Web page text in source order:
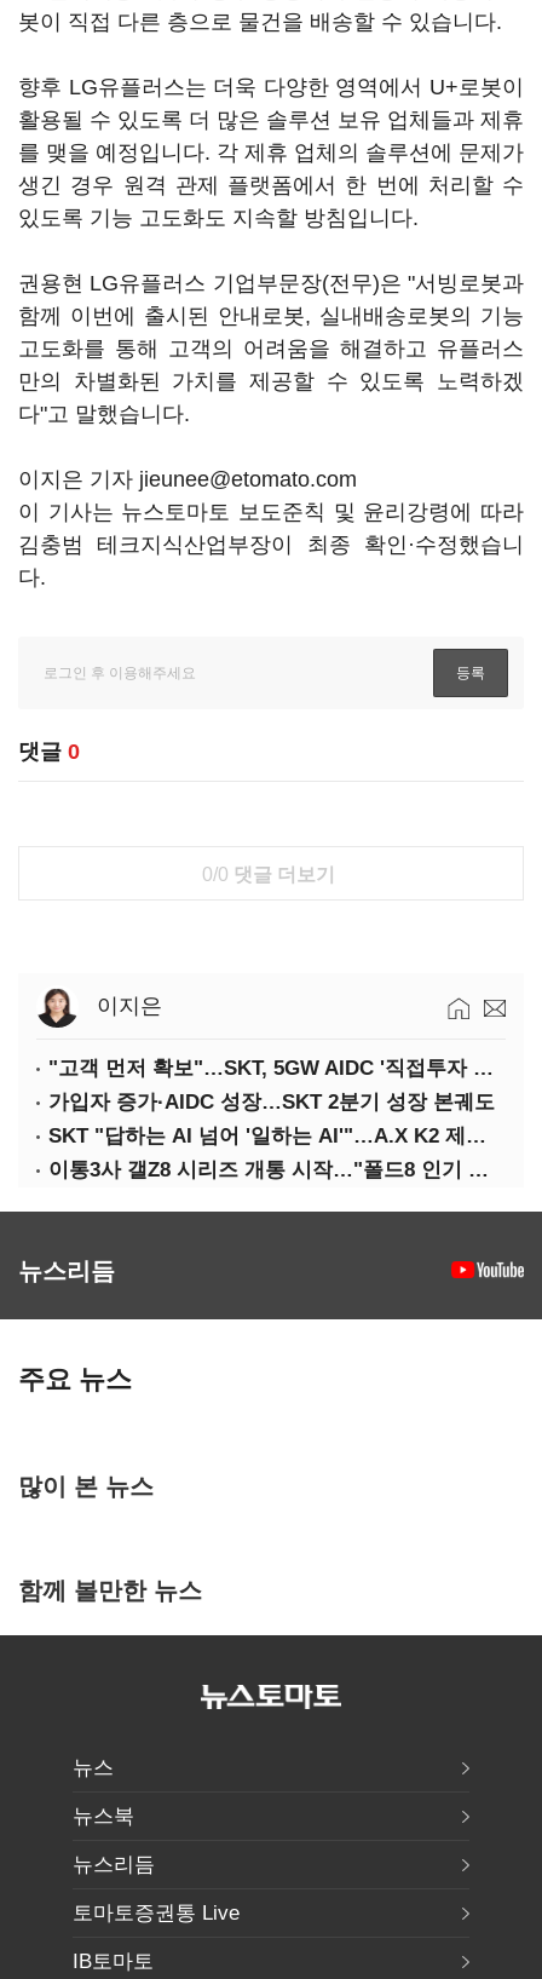
봇이 직접 다른 층으로 물건을 배송할 수 있습니다.
향후 LG유플러스는 더욱 다양한 영역에서 U+로봇이
활용될 수 있도록 더 많은 솔루션 보유 업체들과 제휴
를 맺을 예정입니다. 각 제휴 업체의 솔루션에 문제가
생긴 경우 원격 관제 플랫폼에서 한 번에 처리할 수
있도록 기능 고도화도 지속할 방침입니다.
권용현 LG유플러스 기업부문장(전무)은 "서빙로봇과
함께 이번에 출시된 안내로봇, 실내배송로봇의 기능
고도화를 통해 고객의 어려움을 해결하고 유플러스
만의 차별화된 가치를 제공할 수 있도록 노력하겠
다"고 말했습니다.
이지은 기자 jieunee@etomato.com
이 기사는 뉴스토마토 보도준칙 및 윤리강령에 따라
김충범 테크지식산업부장이 최종 확인·수정했습니
다.
댓글 0
0/0 댓글 더보기
이지은
"고객 먼저 확보"…SKT, 5GW AIDC '직접투자 최소화'
가입자 증가·AIDC 성장…SKT 2분기 성장 본궤도
SKT "답하는 AI 넘어 '일하는 AI'"…A.X K2 제조·국방 확산
이통3사 갤Z8 시리즈 개통 시작…"폴드8 인기 가장 높아"
뉴스리듬
주요 뉴스
많이 본 뉴스
함께 볼만한 뉴스
뉴스
뉴스북
뉴스리듬
토마토증권통 Live
IB토마토